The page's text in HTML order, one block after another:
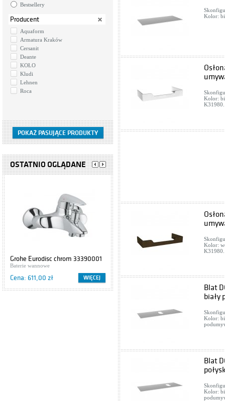
Bestsellery
Producent
Aquaform
Armatura Kraków
Cersanit
Deante
KOŁO
Kludi
Lehnen
Roca
OSTATNIO OGLĄDANE
Grohe Eurodisc chrom 33390001
Baterie wannowe
Cena: 611,00 zł WIĘCEJ Cena: 416,00 zł WIĘCEJ
Kolor:
Kolor:
K31980.
Kolor:
K31980.
Blat
biały
Kolor:
Blat
Kolor: